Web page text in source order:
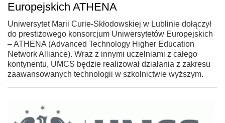
Europejskich ATHENA
Uniwersytet Marii Curie-Skłodowskiej w Lublinie dołączył
do prestiżowego konsorcjum Uniwersytetów Europejskich
– ATHENA (Advanced Technology Higher Education
Network Alliance). Wraz z innymi uczelniami z całego
kontynentu, UMCS będzie realizował działania z zakresu
zaawansowanych technologii w szkolnictwie wyższym.